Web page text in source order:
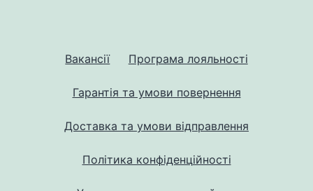
Вакансії Програма лояльності
Гарантія та умови повернення
Доставка та умови відправлення
Політика конфіденційності